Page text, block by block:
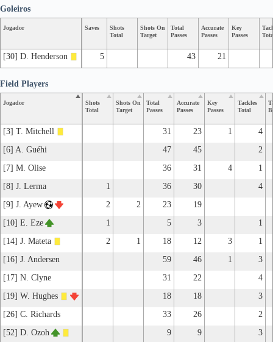
Jogador Saves
Shots
Total
Shots On
Target
Total
Passes
Accurate
Passes
Key
Passes
[30] D. Henderson 5 43 21
Goleiros
Jogador
Shots
Total
Shots On
Target
Total
Passes
Accurate
Passes
Key
Passes
Tackles
Total
[3] T. Mitchell 31 23 1
4
[6] A. Guéhi
47 45
2
[7] M. Olise
36 31 4
1
[8] J. Lerma
1 36 30
4
[9] J. Ayew
2 2 23
19
[10] E. Eze
1 5 3
1
[14] J. Mateta
2 1 18 12 3
1
[16] J. Andersen
59 46 1
3
[17] N. Clyne
31 22
4
[19] W. Hughes
18 18
3
[26] C. Richards
33 26
2
[52] D. Ozoh
9 9 3
Field Players